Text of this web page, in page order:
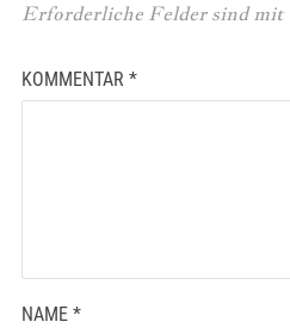
Erforderliche Felder sind mit
KOMMENTAR *
NAME *